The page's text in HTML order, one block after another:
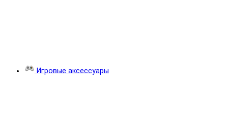
Игровые аксессуары